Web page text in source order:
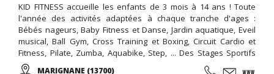
KID FITNESS accueille les enfants de 3 mois à 14 ans ! Toute
l'année des activités adaptées à chaque tranche d'ages :
Bébés nageurs, Baby Fitness et Danse, Jardin aquatique, Eveil
musical, Ball Gym, Cross Training et Boxing, Circuit Cardio et
Fitness, Pilate, Zumba, Aquabike, Step, ... Des Stages Sportifs
pendant les vacances, des Garderies Sportives qui suivent les
MARIGNANE (13700)